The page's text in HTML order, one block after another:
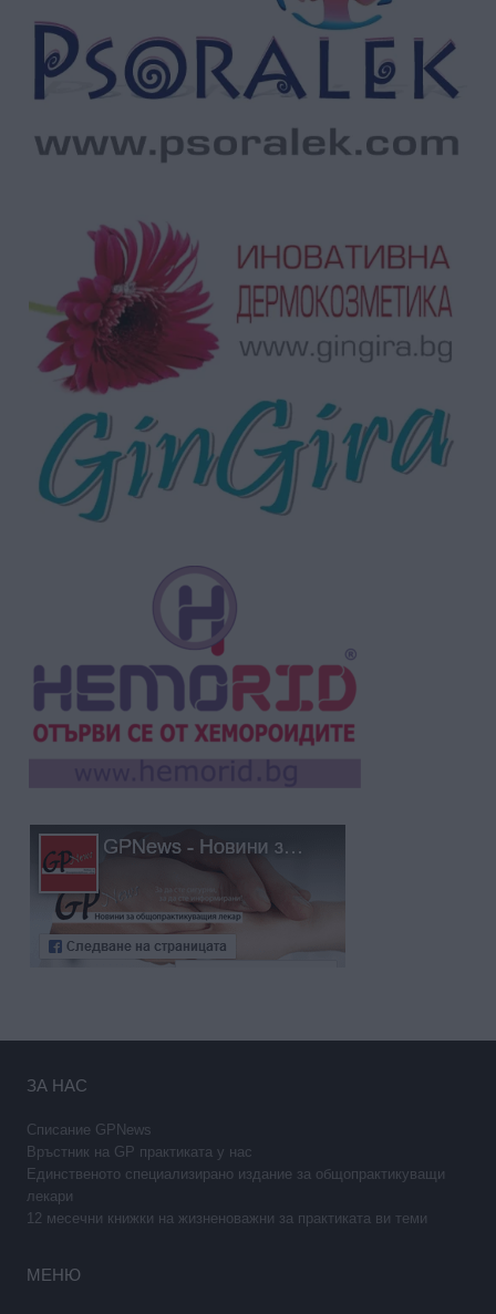
ЗА НАС
Списание GPNews
Връстник на GP практиката у нас
Единственото специализирано издание за общопрактикуващи
лекари
12 месечни книжки на жизненоважни за практиката ви теми
МЕНЮ